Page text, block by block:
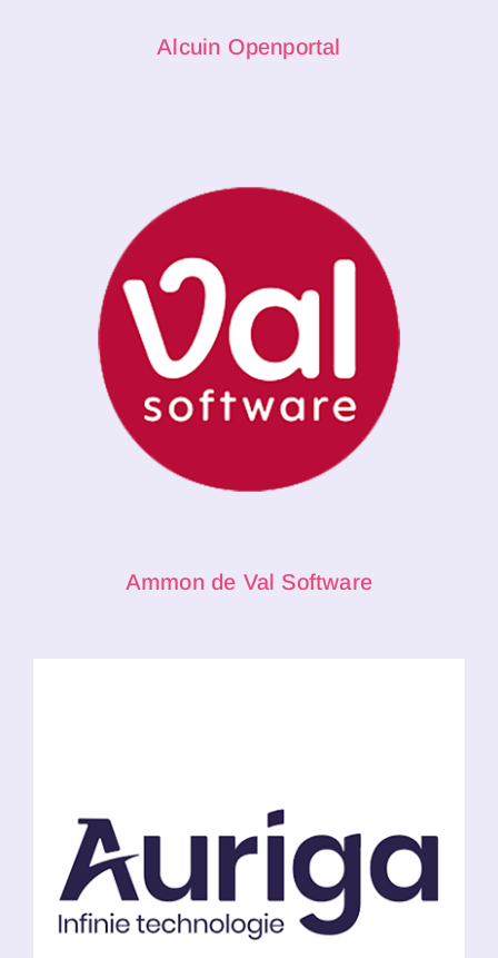
Alcuin Openportal
Ammon de Val Software